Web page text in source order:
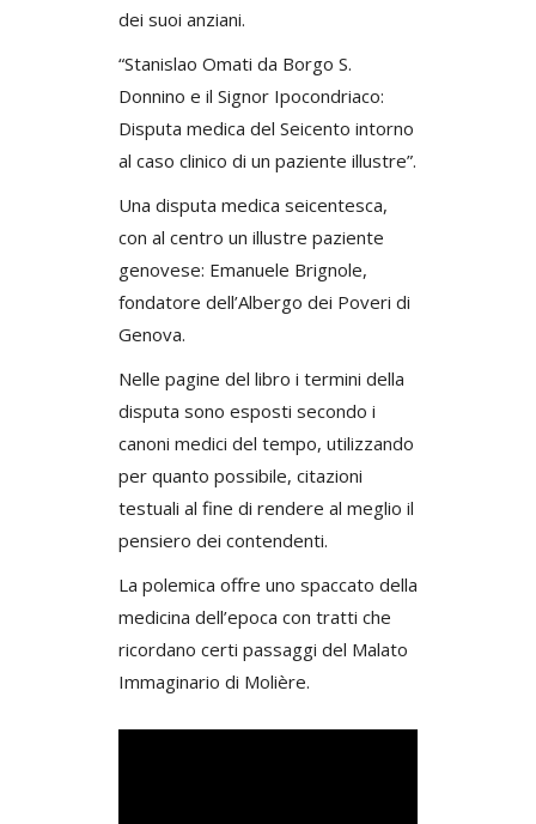
dei suoi anziani.
“Stanislao Omati da Borgo S.
Donnino e il Signor Ipocondriaco:
Disputa medica del Seicento intorno
al caso clinico di un paziente illustre”.
Una disputa medica seicentesca,
con al centro un illustre paziente
genovese: Emanuele Brignole,
fondatore dell’Albergo dei Poveri di
Genova.
Nelle pagine del libro i termini della
disputa sono esposti secondo i
canoni medici del tempo, utilizzando
per quanto possibile, citazioni
testuali al fine di rendere al meglio il
pensiero dei contendenti.
La polemica offre uno spaccato della
medicina dell’epoca con tratti che
ricordano certi passaggi del Malato
Immaginario di Molière.